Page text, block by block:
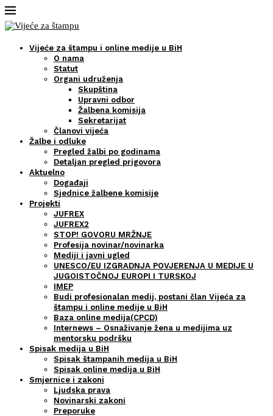
Vijeće za štampu i online medije u BiH
O nama
Statut
Organi udruženja
Skupština
Upravni odbor
Žalbena komisija
Sekretarijat
Članovi vijeća
Žalbe i odluke
Pregled žalbi po godinama
Detaljan pregled prigovora
Aktuelno
Događaji
Sjednice žalbene komisije
Projekti
JUFREX
JUFREX2
STOP! GOVORU MRŽNJE
Profesija novinar/novinarka
Mediji i javni ugled
UNESCO/EU IZGRADNJA POVJERENJA U MEDIJE U
JUGOISTOČNOJ EUROPI I TURSKOJ
IMEP
Budi profesionalan medij, postani član Vijeća za
štampu i online medije u BiH
Baza online medija(CPCD)
Internews – Osnaživanje žena u medijima uz
mentorsku podršku
Spisak medija u BiH
Spisak štampanih medija u BiH
Spisak online medija u BiH
Smjernice i zakoni
Ljudska prava
Novinarski zakoni
Preporuke